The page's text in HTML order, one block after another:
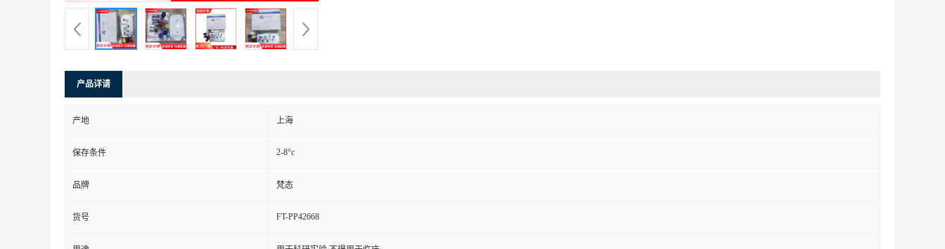
产品详请
产地 上海
保存条件 2-8°c
品牌 梵态
货号 FT-PP42668